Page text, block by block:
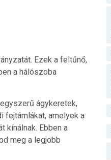
Ezek a feltűnő,
a hálószoba
ágykeretek,
fejtámlákat, amelyek a
kínálnak. Ebben a
meg a legjobb